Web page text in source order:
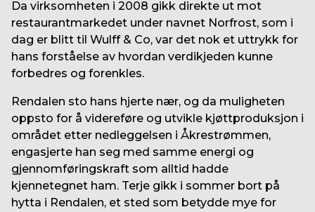
Da virksomheten i 2008 gikk direkte ut mot
restaurantmarkedet under navnet Norfrost, som i
dag er blitt til Wulff & Co, var det nok et uttrykk for
hans forståelse av hvordan verdikjeden kunne
forbedres og forenkles.
Rendalen sto hans hjerte nær, og da muligheten
oppsto for å videreføre og utvikle kjøttproduksjon i
området etter nedleggelsen i Åkrestrømmen,
engasjerte han seg med samme energi og
gjennomføringskraft som alltid hadde
kjennetegnet ham. Terje gikk i sommer bort på
hytta i Rendalen, et sted som betydde mye for